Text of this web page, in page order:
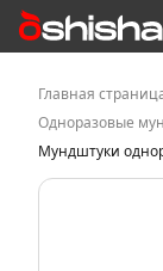
Главная
Одноразовые
Мундштуки